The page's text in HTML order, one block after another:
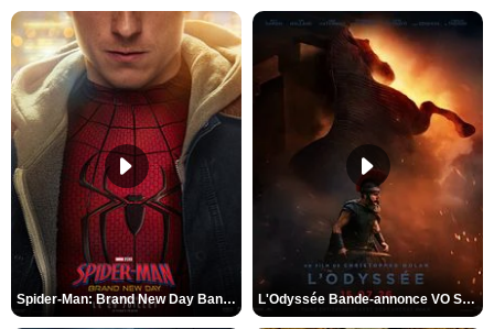
Spider-Man: Brand New Day Bande-annonce VO STFR L'Odyssée Bande-annonce VO STFR